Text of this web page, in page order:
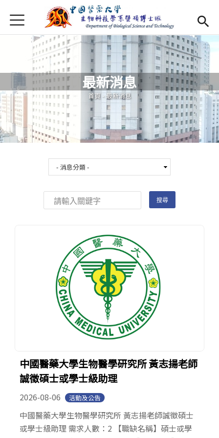
首頁
最新消息
Open submenu (系所介紹)
系所介紹
Open
師資
Open submenu (特色研究)
特色研究
Open submenu (學生專區)
學生專區
招生資訊
Open
Jump to Navigation
Jump to Main content
最新消息
您在這裡
首頁 - 最新消息
中國醫藥大學生物醫學研究所 黃志揚老師
誠徵碩士或學士級助理
2026-08-06 活動及公告
中國醫藥大學生物醫學研究所 黃志揚老師誠徵碩士
或學士級助理 需求人數：2 【職缺名稱】碩士或學